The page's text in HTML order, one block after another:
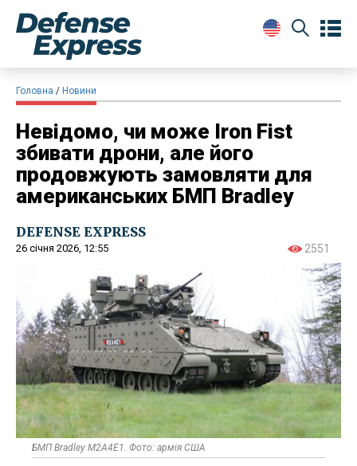
Головна Новини
Невідомо, чи може Iron Fist
збивати дрони, але його
продовжують замовляти для
американських БМП Bradley
DEFENSE EXPRESS
26 січня 2026, 12:55 2551
БМП Bradley M2A4E1. Фото: армія США